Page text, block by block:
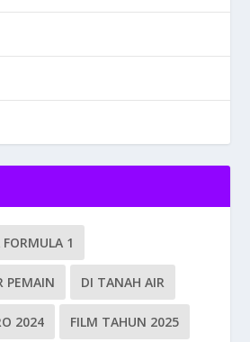
1
PEMAIN DI TANAH AIR
2024 FILM TAHUN 2025